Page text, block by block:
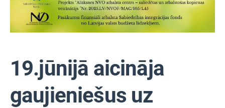
19.jūnijā aicināja
gaujieniešus uz